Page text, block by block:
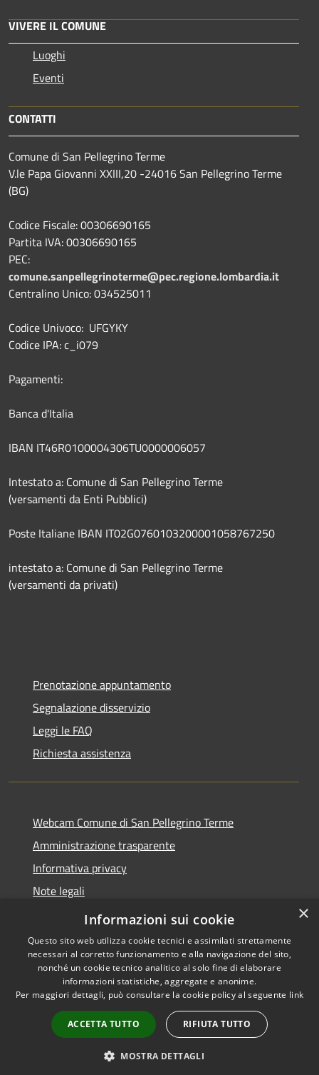
VIVERE IL COMUNE
Luoghi
Eventi
CONTATTI
Comune di San Pellegrino Terme
V.le Papa Giovanni XXIII,20 -24016 San Pellegrino Terme
(BG)
Codice Fiscale: 00306690165
Partita IVA: 00306690165
PEC:
comune.sanpellegrinoterme@pec.regione.lombardia.it
Centralino Unico: 034525011
Codice Univoco: UFGYKY
Codice IPA: c_i079
Pagamenti:
Banca d'Italia
IBAN IT46R0100004306TU0000006057
Intestato a: Comune di San Pellegrino Terme
(versamenti da Enti Pubblici)
Poste Italiane IBAN IT02G0760103200001058767250
intestato a: Comune di San Pellegrino Terme
(versamenti da privati)
Prenotazione appuntamento
Segnalazione disservizio
Leggi le FAQ
Richiesta assistenza
Webcam Comune di San Pellegrino Terme
Amministrazione trasparente
Informativa privacy
Note legali
Dichiarazione di accessibilità
Accessibilità
Copyright © 2026 • Comune di
San Pellegrino Terme •
Powered byMunicipium
Accesso redazione
×
Informazioni sui cookie
Questo sito web utilizza cookie tecnici e assimilati strettamente
necessari al corretto funzionamento e alla navigazione del sito,
nonché un cookie tecnico analitico al solo fine di elaborare
informazioni statistiche, aggregate e anonime.
Per maggiori dettagli, può consultare la cookie policy al seguente link
ACCETTA TUTTO RIFIUTA TUTTO
MOSTRA DETTAGLI